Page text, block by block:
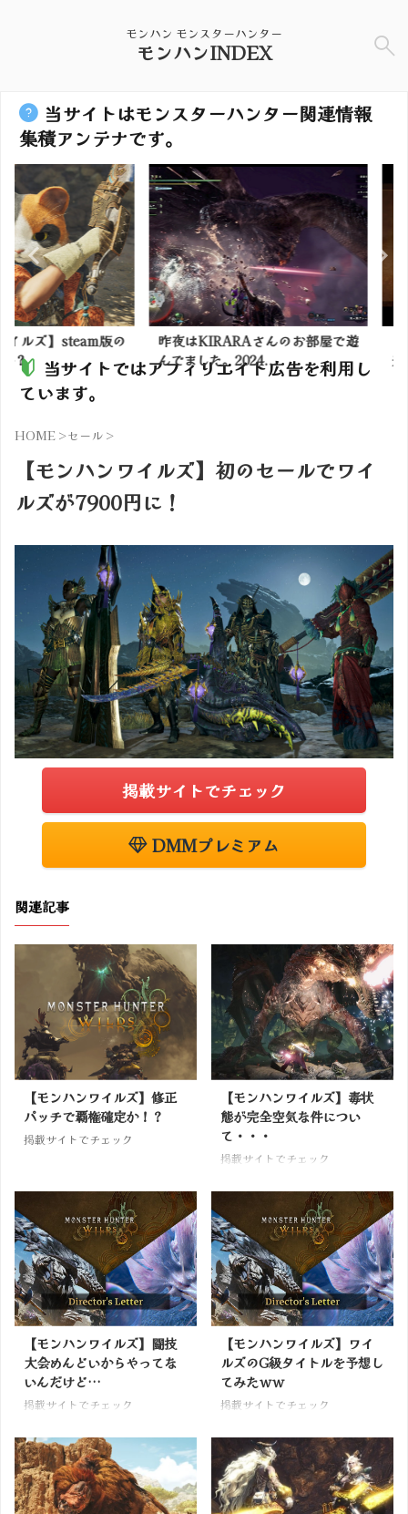
モンハン モンスターハンター
モンハンINDEX
当サイトはモンスターハンター関連情報
集積アンテナです。
steam版の
昨夜はKIRARAさんのお部屋で遊
んでました。2024...
【モンハ
来の3色維
当サイトではアフィリエイト広告を利用し
ています。
HOME >セール >
【モンハンワイルズ】初のセールでワイ
ルズが7900円に！
掲載サイトでチェック
DMMプレミアム
関連記事
【モンハンワイルズ】修正
パッチで覇権確定か！？
掲載サイトでチェック
【モンハンワイルズ】毒状
態が完全空気な件につい
て・・・
掲載サイトでチェック
【モンハンワイルズ】闘技
大会めんどいからやってな
いんだけど…
掲載サイトでチェック
【モンハンワイルズ】ワイ
ルズのG級タイトルを予想し
てみたｗｗ
掲載サイトでチェック